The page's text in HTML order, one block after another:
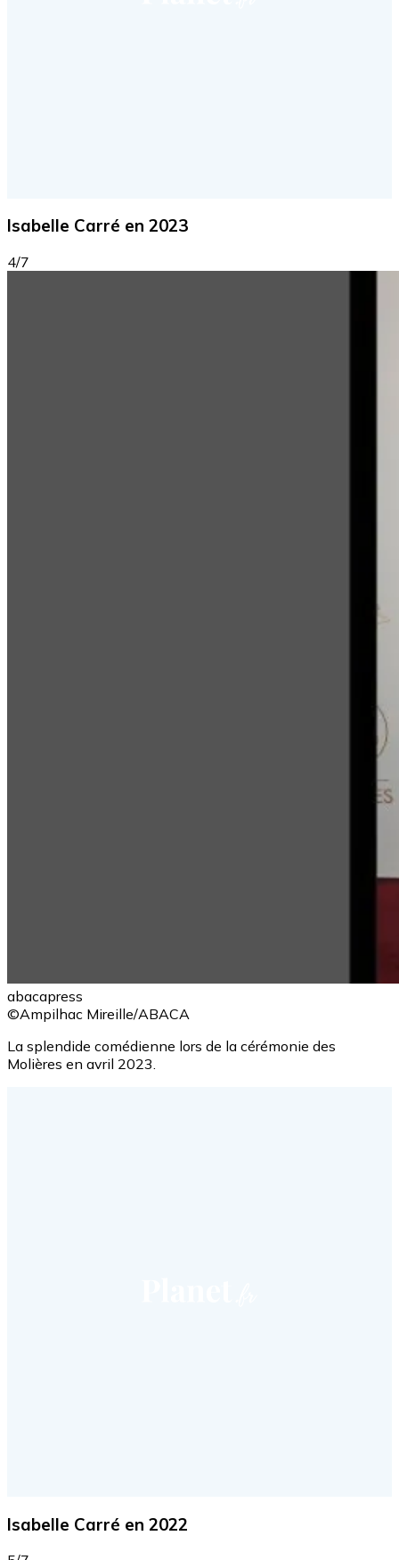
Isabelle Carré en 2023
4/7
abacapress
©Ampilhac Mireille/ABACA
La splendide comédienne lors de la cérémonie des
Molières en avril 2023.
Isabelle Carré en 2022